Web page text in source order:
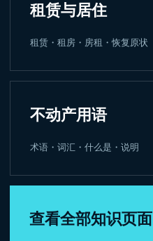
租赁与居住
租赁・租房・房租・恢复原状
不动产用语
术语・词汇・什么是・说明
查看全部知识页面